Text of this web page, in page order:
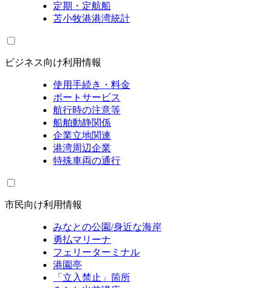
定期・定航船
苫小牧港港湾統計
ビジネス向け利用情報
使用手続き・料金
ポートサービス
航行時の注意等
船舶動静関係
企業立地関連
港湾周辺企業
特殊車両の通行
市民向け利用情報
みなとの公園/身近な海岸
勇払マリーナ
フェリーターミナル
港園亭
「立入禁止」箇所